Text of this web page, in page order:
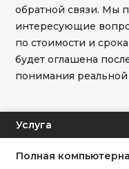
обратной связи. Мы
интересующие
по стоимости и
будет оглашена
понимания реальной
Услуга
Полная